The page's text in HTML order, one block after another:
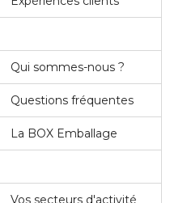
Qui sommes-nous ?
Questions fréquentes
La BOX Emballage
Vos secteurs d'activité